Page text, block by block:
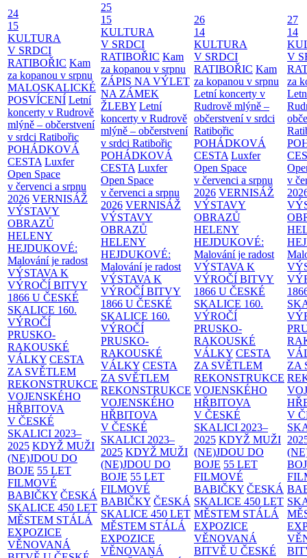
24
15
KULTURA
V SRDCI
RATIBOŘIC Kam
za kopanou v srpnu
MALOSKALICKÉ
POSVÍCENÍ Letní
koncerty v Rudrově
mlýně – občerstvení
v srdci Ratibořic
POHÁDKOVÁ
CESTA Luxfer
Open Space
v červenci a srpnu
2026 VERNISÁŽ
VÝSTAVY
OBRAZŮ
HELENY
HEJDUKOVÉ:
Malování je radost
VÝSTAVA K
VÝROČÍ BITVY
1866 U ČESKÉ
SKALICE 160.
VÝROČÍ
PRUSKO-
RAKOUSKÉ
VÁLKY CESTA
ZA SVĚTLEM
REKONSTRUKCE
VOJENSKÉHO
HŘBITOVA
V ČESKÉ
SKALICI 2023–
2025 KDYŽ MUŽI
(NE)JDOU DO
BOJE 55 LET
FILMOVÉ
BABIČKY ČESKÁ
SKALICE 450 LET
MĚSTEM STÁLÁ
EXPOZICE
VĚNOVANÁ
25
15
KULTURA
V SRDCI
RATIBOŘIC Kam
za kopanou v srpnu
ZÁPIS NA VÝLET
NA ZÁMEK
ŽLEBY Letní
koncerty v Rudrově
mlýně – občerstvení
v srdci Ratibořic
POHÁDKOVÁ
CESTA Luxfer
Open Space
v červenci a srpnu
2026 VERNISÁŽ
VÝSTAVY
OBRAZŮ
HELENY
HEJDUKOVÉ:
Malování je radost
VÝSTAVA K
VÝROČÍ BITVY
1866 U ČESKÉ
SKALICE 160.
VÝROČÍ
PRUSKO-
RAKOUSKÉ
VÁLKY CESTA
ZA SVĚTLEM
REKONSTRUKCE
VOJENSKÉHO
HŘBITOVA
V ČESKÉ
SKALICI 2023–
2025 KDYŽ MUŽI
(NE)JDOU DO
BOJE 55 LET
FILMOVÉ
BABIČKY ČESKÁ
SKALICE 450 LET
MĚSTEM STÁLÁ
EXPOZICE
VĚNOVANÁ
26
14
KULTURA
V SRDCI
RATIBOŘIC Kam
za kopanou v srpnu
Letní koncerty v
Rudrově mlýně –
občerstvení v srdci
Ratibořic
POHÁDKOVÁ
CESTA Luxfer
Open Space
v červenci a srpnu
2026 VERNISÁŽ
VÝSTAVY
OBRAZŮ
HELENY
HEJDUKOVÉ:
Malování je radost
VÝSTAVA K
VÝROČÍ BITVY
1866 U ČESKÉ
SKALICE 160.
VÝROČÍ
PRUSKO-
RAKOUSKÉ
VÁLKY CESTA
ZA SVĚTLEM
REKONSTRUKCE
VOJENSKÉHO
HŘBITOVA
V ČESKÉ
SKALICI 2023–
2025 KDYŽ MUŽI
(NE)JDOU DO
BOJE 55 LET
FILMOVÉ
BABIČKY ČESKÁ
SKALICE 450 LET
MĚSTEM STÁLÁ
EXPOZICE
VĚNOVANÁ
BITVĚ U ČESKÉ
27
14
V
za
v
ZA
V